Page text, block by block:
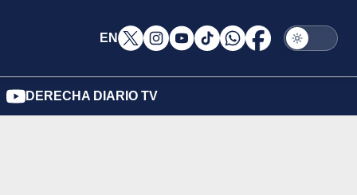
EN
DERECHA DIARIO TV